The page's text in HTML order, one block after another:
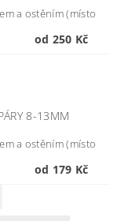
a ostěním (místo
od 250 Kč
8-13MM
a ostěním (místo
od 179 Kč